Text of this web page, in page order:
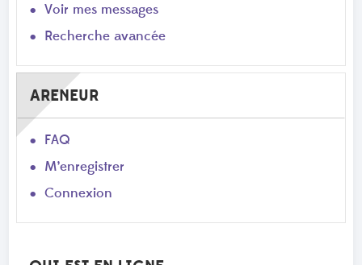
Voir mes messages
Recherche avancée
ARENEUR
FAQ
M’enregistrer
Connexion